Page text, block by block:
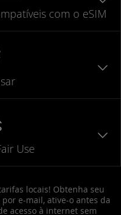
com o eSIM
Use
locais! Obtenha seu
e-mail, ative-o antes da
acesso à internet sem